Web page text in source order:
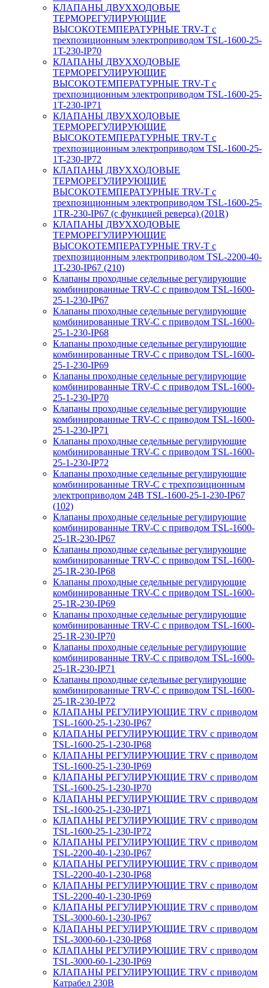
КЛАПАНЫ ДВУХХОДОВЫЕ
ТЕРМОРЕГУЛИРУЮЩИЕ
ВЫСОКОТЕМПЕРАТУРНЫЕ TRV-T с
трехпозиционным электроприводом TSL-1600-25-
1T-230-IP70
КЛАПАНЫ ДВУХХОДОВЫЕ
ТЕРМОРЕГУЛИРУЮЩИЕ
ВЫСОКОТЕМПЕРАТУРНЫЕ TRV-T с
трехпозиционным электроприводом TSL-1600-25-
1T-230-IP71
КЛАПАНЫ ДВУХХОДОВЫЕ
ТЕРМОРЕГУЛИРУЮЩИЕ
ВЫСОКОТЕМПЕРАТУРНЫЕ TRV-T с
трехпозиционным электроприводом TSL-1600-25-
1T-230-IP72
КЛАПАНЫ ДВУХХОДОВЫЕ
ТЕРМОРЕГУЛИРУЮЩИЕ
ВЫСОКОТЕМПЕРАТУРНЫЕ TRV-T с
трехпозиционным электроприводом TSL-1600-25-
1TR-230-IP67 (с функцией реверса) (201R)
КЛАПАНЫ ДВУХХОДОВЫЕ
ТЕРМОРЕГУЛИРУЮЩИЕ
ВЫСОКОТЕМПЕРАТУРНЫЕ TRV-T с
трехпозиционным электроприводом TSL-2200-40-
1T-230-IP67 (210)
Клапаны проходные седельные регулирующие
комбинированные TRV-С с приводом TSL-1600-
25-1-230-IP67
Клапаны проходные седельные регулирующие
комбинированные TRV-С с приводом TSL-1600-
25-1-230-IP68
Клапаны проходные седельные регулирующие
комбинированные TRV-С с приводом TSL-1600-
25-1-230-IP69
Клапаны проходные седельные регулирующие
комбинированные TRV-С с приводом TSL-1600-
25-1-230-IP70
Клапаны проходные седельные регулирующие
комбинированные TRV-С с приводом TSL-1600-
25-1-230-IP71
Клапаны проходные седельные регулирующие
комбинированные TRV-С с приводом TSL-1600-
25-1-230-IP72
Клапаны проходные седельные регулирующие
комбинированные TRV-С с трехпозиционным
электроприводом 24В TSL-1600-25-1-230-IP67
(102)
Клапаны проходные седельные регулирующие
комбинированные TRV-С с приводом TSL-1600-
25-1R-230-IP67
Клапаны проходные седельные регулирующие
комбинированные TRV-С с приводом TSL-1600-
25-1R-230-IP68
Клапаны проходные седельные регулирующие
комбинированные TRV-С с приводом TSL-1600-
25-1R-230-IP69
Клапаны проходные седельные регулирующие
комбинированные TRV-С с приводом TSL-1600-
25-1R-230-IP70
Клапаны проходные седельные регулирующие
комбинированные TRV-С с приводом TSL-1600-
25-1R-230-IP71
Клапаны проходные седельные регулирующие
комбинированные TRV-С с приводом TSL-1600-
25-1R-230-IP72
КЛАПАНЫ РЕГУЛИРУЮЩИЕ TRV с приводом
TSL-1600-25-1-230-IP67
КЛАПАНЫ РЕГУЛИРУЮЩИЕ TRV с приводом
TSL-1600-25-1-230-IP68
КЛАПАНЫ РЕГУЛИРУЮЩИЕ TRV с приводом
TSL-1600-25-1-230-IP69
КЛАПАНЫ РЕГУЛИРУЮЩИЕ TRV с приводом
TSL-1600-25-1-230-IP70
КЛАПАНЫ РЕГУЛИРУЮЩИЕ TRV с приводом
TSL-1600-25-1-230-IP71
КЛАПАНЫ РЕГУЛИРУЮЩИЕ TRV с приводом
TSL-1600-25-1-230-IP72
КЛАПАНЫ РЕГУЛИРУЮЩИЕ TRV с приводом
TSL-2200-40-1-230-IP67
КЛАПАНЫ РЕГУЛИРУЮЩИЕ TRV с приводом
TSL-2200-40-1-230-IP68
КЛАПАНЫ РЕГУЛИРУЮЩИЕ TRV с приводом
TSL-2200-40-1-230-IP69
КЛАПАНЫ РЕГУЛИРУЮЩИЕ TRV с приводом
TSL-3000-60-1-230-IP67
КЛАПАНЫ РЕГУЛИРУЮЩИЕ TRV с приводом
TSL-3000-60-1-230-IP68
КЛАПАНЫ РЕГУЛИРУЮЩИЕ TRV с приводом
TSL-3000-60-1-230-IP69
КЛАПАНЫ РЕГУЛИРУЮЩИЕ TRV с приводом
Катрабел 230В